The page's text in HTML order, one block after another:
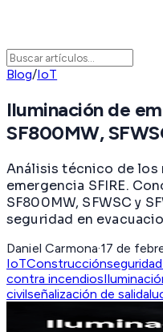
Blog/IoT
Iluminación de
SF800MW,
Análisis técnico de
emergencia SFIRE.
SF800MW, SFWSC y
seguridad en
Daniel Carmona·17 de
IoTConstrucción
contra incendios
civilseñalización de salida